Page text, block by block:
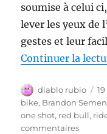
soumise à celui
lever les yeux de
gestes et leur
Continuer la
Auteur
diablo rubio
le
bike, Brandon
one shot, red bull,
commentairessur